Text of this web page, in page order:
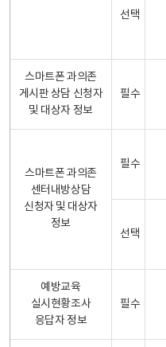
선택
스마트폰 과의존
게시판 상담 신청자
및 대상자 정보
필수
스마트폰 과의존
센터내방상담
신청자 및 대상자
정보
필수
선택
예방교육
실시현황조사
응답자 정보
필수